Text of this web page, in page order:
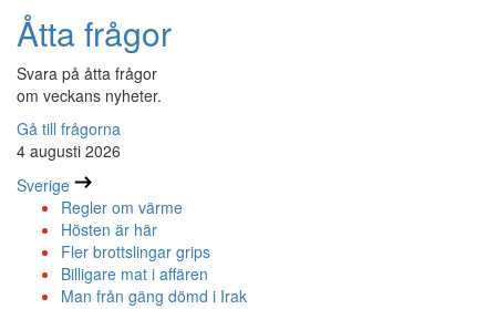
Åtta frågor
Svara på åtta frågor
om veckans nyheter.
Gå till frågorna
4 augusti 2026
Sverige
Regler om värme
Hösten är här
Fler brottslingar grips
Billigare mat i affären
Man från gäng dömd i Irak